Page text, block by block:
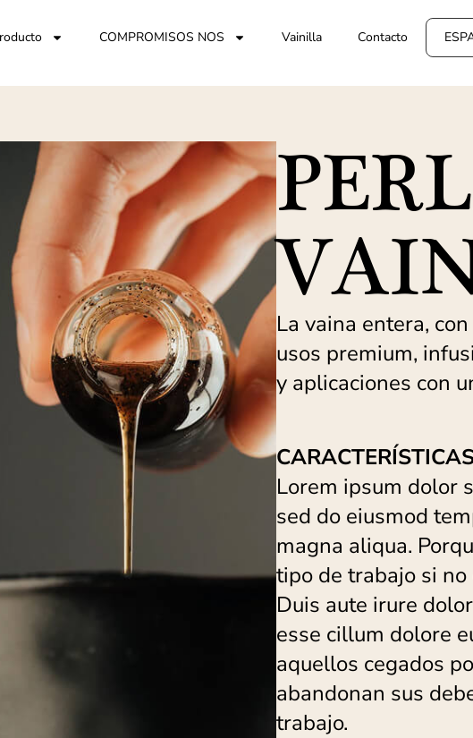
COMPROMISOS NOS Vainilla Contacto
La vaina entera,
usos premium,
y aplicaciones con
Lorem ipsum dolor
sed do eiusmod
magna aliqua.
tipo de trabajo si
Duis aute irure
esse cillum dolore
aquellos cegados
abandonan sus
trabajo.